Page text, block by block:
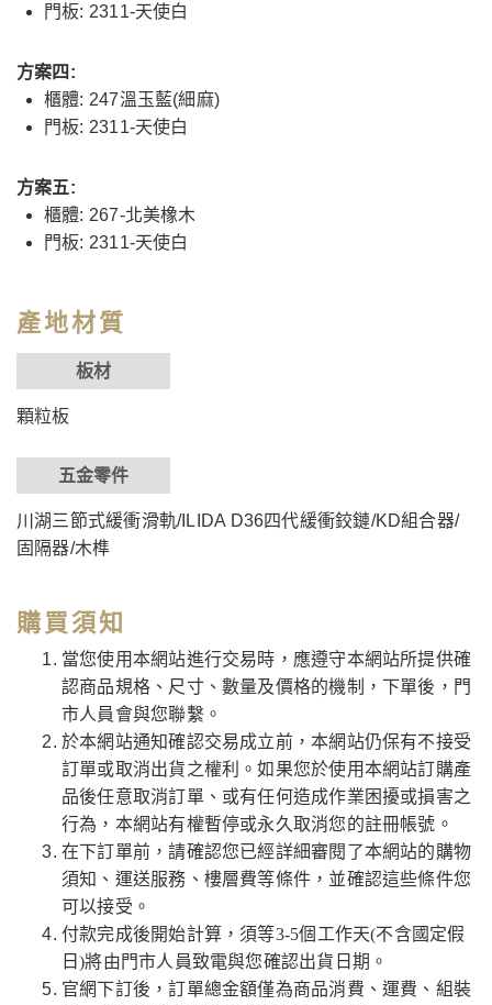
門板: 2311-天使白
方案四:
櫃體: 247溫玉藍(細麻)
門板: 2311-天使白
方案五:
櫃體: 267-北美橡木
門板: 2311-天使白
產地材質
板材
顆粒板
五金零件
川湖三節式緩衝滑軌/ILIDA D36四代緩衝鉸鏈/KD組合器/
固隔器/木榫
購買須知
當您使用本網站進行交易時，應遵守本網站所提供確
認商品規格、尺寸、數量及價格的機制，下單後，門
市人員會與您聯繫。
於本網站通知確認交易成立前，本網站仍保有不接受
訂單或取消出貨之權利。如果您於使用本網站訂購產
品後任意取消訂單、或有任何造成作業困擾或損害之
行為，本網站有權暫停或永久取消您的註冊帳號。
在下訂單前，請確認您已經詳細審閱了本網站的購物
須知、運送服務、樓層費等條件，並確認這些條件您
可以接受。
付款完成後開始計算，須等3-5個工作天(不含國定假
日)將由門市人員致電與您確認出貨日期。
官網下訂後，訂單總金額僅為商品消費、運費、組裝